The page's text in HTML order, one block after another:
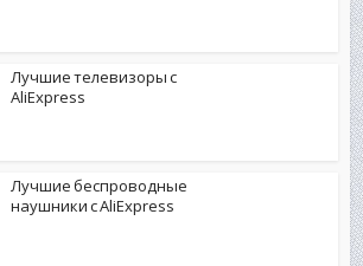
Лучшие телевизоры с
AliExpress
Лучшие беспроводные
наушники с AliExpress